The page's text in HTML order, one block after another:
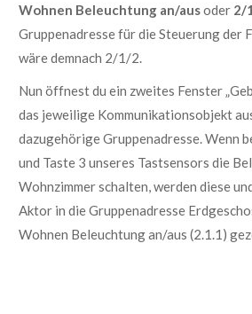
Wohnen Beleuchtung an/ausoder 2/
Gruppenadresse für die Steuerung der
wäre demnach 2/1/2.
Nun öffnest du ein zweites Fenster
das jeweilige Kommunikationsobjekt
dazugehörige Gruppenadresse. Wenn
und Taste 3 unseres Tastsensors die
Wohnzimmer schalten, werden diese
Aktor in die Gruppenadresse
Wohnen Beleuchtung an/aus (2.1.1)